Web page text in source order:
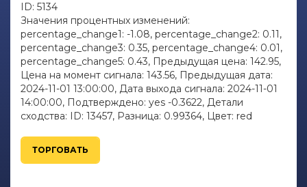
ID: 5134
Значения процентных изменений:
percentage_change1: -1.08, percentage_change2: 0.11,
percentage_change3: 0.35, percentage_change4: 0.01,
percentage_change5: 0.43, Предыдущая цена: 142.95,
Цена на момент сигнала: 143.56, Предыдущая дата:
2024-11-01 13:00:00, Дата выхода сигнала: 2024-11-01
14:00:00, Подтверждено: yes -0.3622, Детали
сходства: ID: 13457, Разница: 0.99364, Цвет: red
ТОРГОВАТЬ